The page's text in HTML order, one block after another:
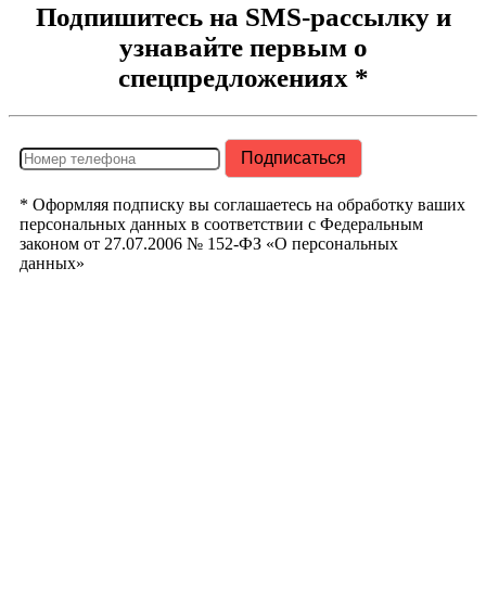
Подпишитесь на SMS-рассылку и
узнавайте первым о
спецпредложениях *
* Оформляя подписку вы соглашаетесь на обработку ваших
персональных данных в соответствии с Федеральным
законом от 27.07.2006 № 152-ФЗ «О персональных
данных»